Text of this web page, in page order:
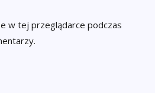
w tej przeglądarce podczas